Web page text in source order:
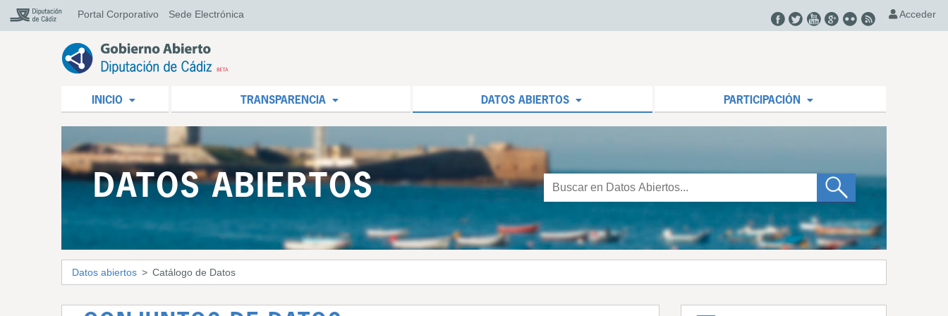
Portal Corporativo Sede Electrónica Acceder
INICIO TRANSPARENCIA DATOS ABIERTOS PARTICIPACIÓN
DATOS ABIERTOS
Datos abiertos Catálogo de Datos